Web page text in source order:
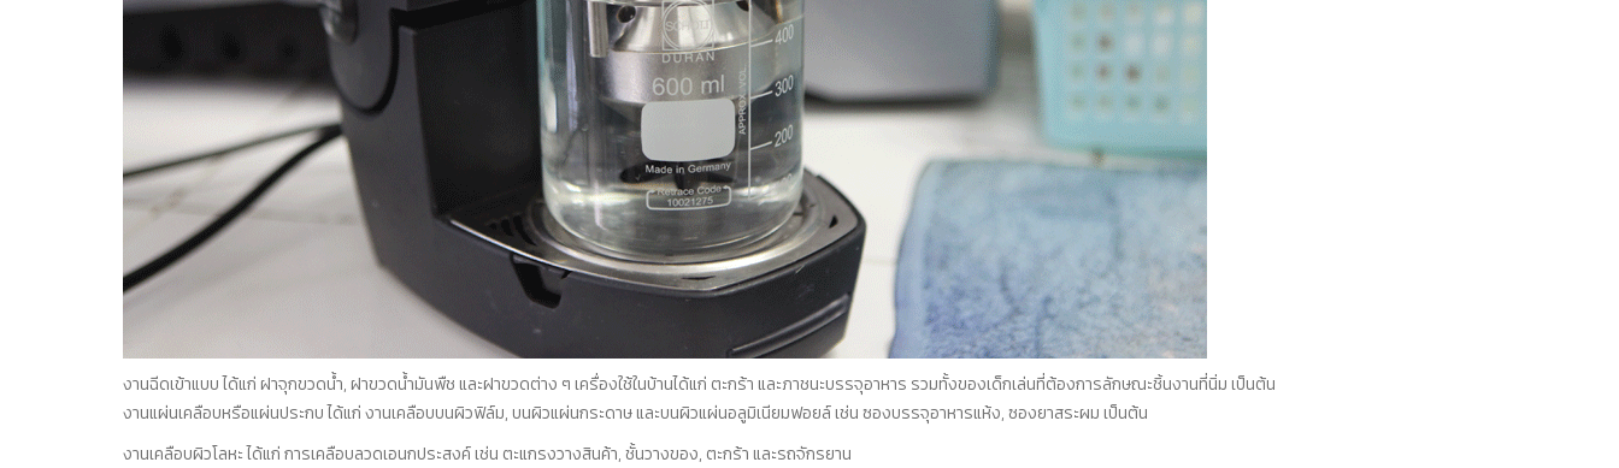
งานฉีดเข้าแบบ ได้แก่ ฝาจุกขวดน้ำ, ฝาขวดน้ำมันพืช และฝาขวดต่าง ๆ เครื่องใช้ในบ้านได้แก่ ตะกร้า และภาชนะบรรจุอาหาร รวมทั้งของเด็กเล่นที่ต้องการลักษณะชิ้นงานที่นิ่ม เป็นต้น
งานแผ่นเคลือบหรือแผ่นประกบ ได้แก่ งานเคลือบบนผิวฟิล์ม, บนผิวแผ่นกระดาษ และบนผิวแผ่นอลูมิเนียมฟอยล์ เช่น ซองบรรจุอาหารแห้ง, ซองยาสระผม เป็นต้น
งานเคลือบผิวโลหะ ได้แก่ การเคลือบลวดเอนกประสงค์ เช่น ตะแกรงวางสินค้า, ชั้นวางของ, ตะกร้า และรถจักรยาน